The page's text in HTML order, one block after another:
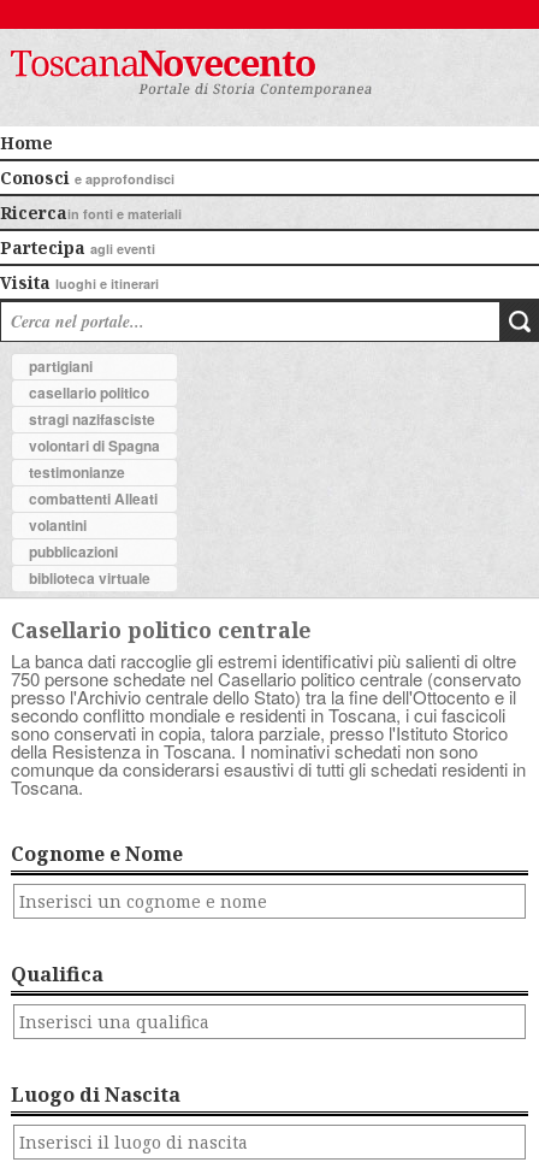
Home
Conosci e approfondisci
Ricercain fonti e materiali
Partecipa agli eventi
Visita luoghi e itinerari
partigiani
casellario politico
stragi nazifasciste
volontari di Spagna
testimonianze
combattenti Alleati
volantini
pubblicazioni
biblioteca virtuale
Casellario politico centrale
La banca dati raccoglie gli estremi identificativi più salienti di oltre
750 persone schedate nel Casellario politico centrale (conservato
presso l'Archivio centrale dello Stato) tra la fine dell'Ottocento e il
secondo conflitto mondiale e residenti in Toscana, i cui fascicoli
sono conservati in copia, talora parziale, presso l'Istituto Storico
della Resistenza in Toscana. I nominativi schedati non sono
comunque da considerarsi esaustivi di tutti gli schedati residenti in
Toscana.
Cognome e Nome
Qualifica
Luogo di Nascita